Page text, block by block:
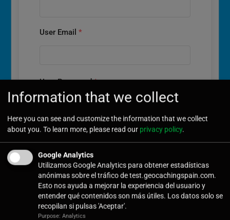
User Email *
User Password*
Confirm Password*
Submit
Information that we collect
Here you can see and customize the information that we collect
about you. To learn more, please read our privacy policy.
Google Analytics
Utilizamos Google Analytics para obtener estadísticas
anónimas sobre el tráfico de test.geocachingspain.com.
Esto nos ayuda a mejorar la experiencia del usuario y
entender qué contenidos son más útiles. Los datos solo se
recopilan si pulsas 'Aceptar'.
Purpose: Analytics